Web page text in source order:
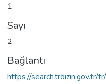
1
Sayı
2
Bağlantı
https://search.trdizin.gov.tr/